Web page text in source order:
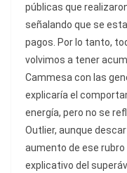
públicas que
señalando que se
pagos. Por lo tanto,
volvimos a tener
Cammesa con las
explicaría el
energía, pero no se
Outlier, aunque
aumento de ese
explicativo del